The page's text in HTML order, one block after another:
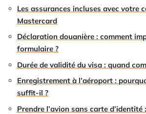
Les assurances incluses avec votre
Mastercard
Déclaration douanière : comment
formulaire ?
Durée de validité du visa : quand
Enregistrement à l’aéroport :
suffit-il ?
Prendre l’avion sans carte d’identité